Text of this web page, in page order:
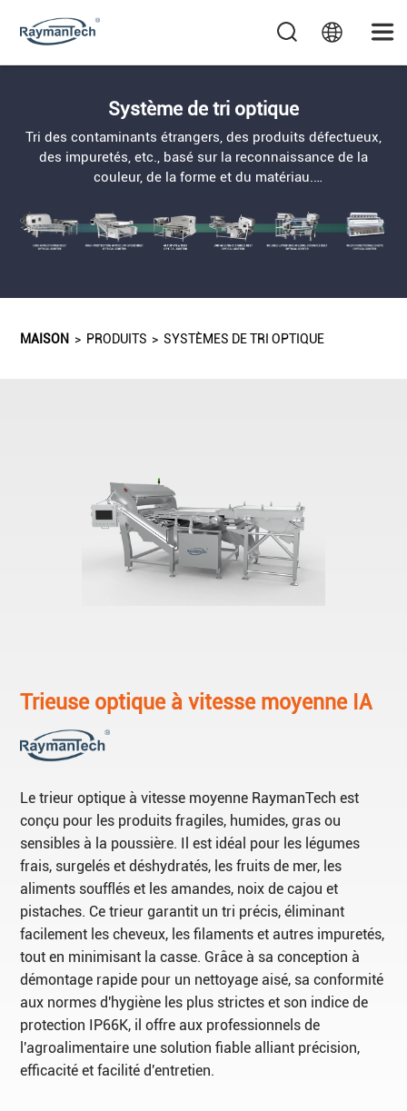
Système de tri optique
Tri des contaminants étrangers, des produits défectueux,
des impuretés, etc., basé sur la reconnaissance de la
couleur, de la forme et du matériau.
de petite taille et à écoulement libre.
Trieuse optique à bande – Pour le tri de matériaux plus
MAISON > PRODUITS > SYSTÈMES DE TRI OPTIQUE
Trieuse optique à vitesse moyenne IA
Le trieur optique à vitesse moyenne RaymanTech est
conçu pour les produits fragiles, humides, gras ou
sensibles à la poussière. Il est idéal pour les légumes
frais, surgelés et déshydratés, les fruits de mer, les
aliments soufflés et les amandes, noix de cajou et
pistaches. Ce trieur garantit un tri précis, éliminant
facilement les cheveux, les filaments et autres impuretés,
tout en minimisant la casse. Grâce à sa conception à
démontage rapide pour un nettoyage aisé, sa conformité
aux normes d'hygiène les plus strictes et son indice de
protection IP66K, il offre aux professionnels de
l'agroalimentaire une solution fiable alliant précision,
efficacité et facilité d'entretien.